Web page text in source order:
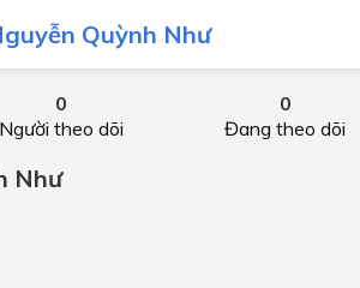
Quỳnh Như
0
Người theo dõi
0
Đang theo dõi
Như